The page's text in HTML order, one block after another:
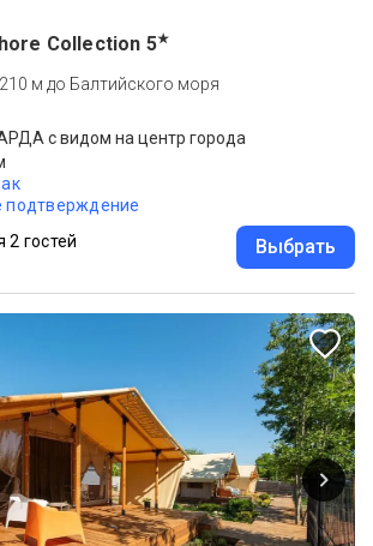
Collection 5★
210 м до Балтийского моря
с видом на центр города
подтверждение
2 гостей Выбрать